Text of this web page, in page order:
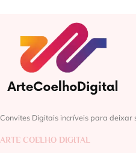
Convites Digitais incríveis para deixar
ARTE COELHO DIGITAL